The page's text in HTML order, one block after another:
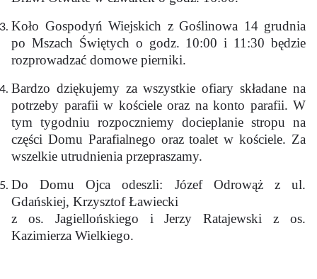
Koło Gospodyń Wiejskich z Goślinowa 14 grudnia
po Mszach Świętych o godz. 10:00 i 11:30 będzie
rozprowadzać domowe pierniki.
Bardzo dziękujemy za wszystkie ofiary składane na
potrzeby parafii w kościele oraz na konto parafii. W
tym tygodniu rozpoczniemy docieplanie stropu na
części Domu Parafialnego oraz toalet w kościele. Za
wszelkie utrudnienia przepraszamy.
Do Domu Ojca odeszli: Józef Odrowąż z ul.
Gdańskiej, Krzysztof Ławiecki
z os. Jagiellońskiego i Jerzy Ratajewski z os.
Kazimierza Wielkiego.